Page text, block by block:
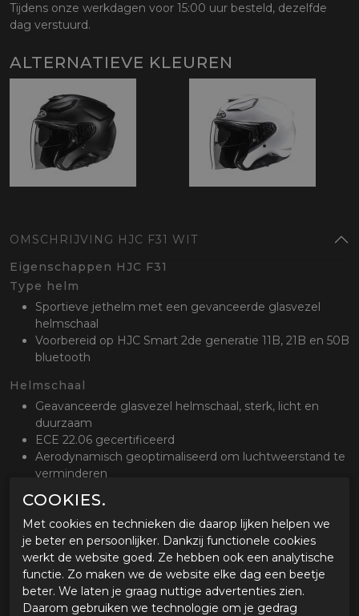
Tijdens onze werkdagen voor 15:00 uur besteld, dezelfde
dag verstuurd.
ALTERNATIEVE KLEUREN
OMSCHRIJVING HJC F31 WIT
Eigenschappen HJC F31
Type helm
Sportieve jethelm met een gevanceerde glasvezel
helmschaal
Voorbereid op HJC Smart 2de generatie 11B, 21B en 50B
bluetooth
Helmschaal
Geavanceerde glasvezel helmschaal, sterk, licht en
duurzaam
ECE 22.06 gecertificeerd
Aerodynamisch geoptimaliseerd om luchtweerstand te
verminderen
Binnenvoering & ventilatie
Uitneembare en wasbare Silvercool binnenvoering &
wangstukken
ACS ventilatie zorgt voor afvoer van warme en vochtige
lucht
Maximale airflow dankzij drie luchtinlaten en één
luchtuitlaat
COOKIES.
Met cookies en technieken die daarop lijken helpen we
je beter en persoonlijker. Dankzij functionele cookies
werkt de website goed. Ze hebben ook een analytische
functie. Zo maken we de website elke dag een beetje
beter. We laten je graag nuttige advertenties zien.
Daarom gebruiken we technologie om je gedrag